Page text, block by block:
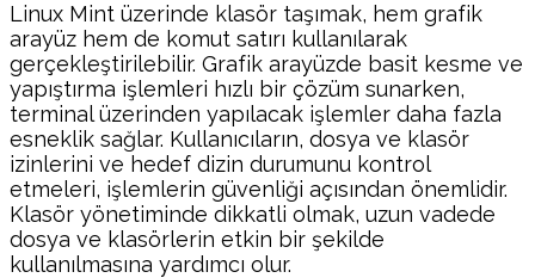
Linux Mint üzerinde klasör taşımak, hem grafik
arayüz hem de komut satırı kullanılarak
gerçekleştirilebilir. Grafik arayüzde basit kesme ve
yapıştırma işlemleri hızlı bir çözüm sunarken,
terminal üzerinden yapılacak işlemler daha fazla
esneklik sağlar. Kullanıcıların, dosya ve klasör
izinlerini ve hedef dizin durumunu kontrol
etmeleri, işlemlerin güvenliği açısından önemlidir.
Klasör yönetiminde dikkatli olmak, uzun vadede
dosya ve klasörlerin etkin bir şekilde
kullanılmasına yardımcı olur.